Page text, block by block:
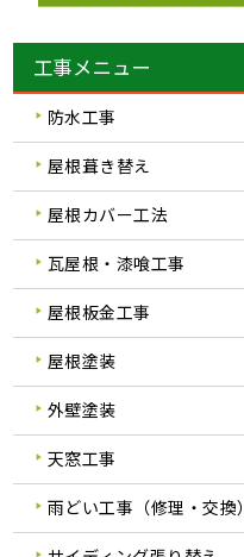
工事メニュー
防水工事
屋根葺き替え
屋根カバー工法
瓦屋根・漆喰工事
屋根板金工事
屋根塗装
外壁塗装
天窓工事
雨どい工事（修理・交換）